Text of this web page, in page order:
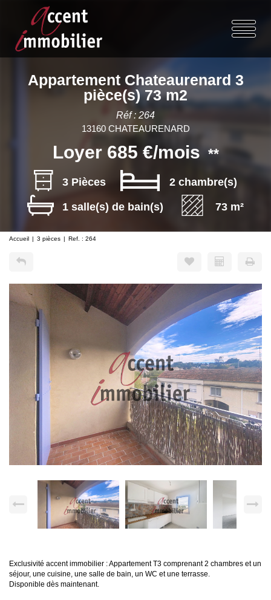
Appartement Chateaurenard 3
pièce(s) 73 m2
Réf : 264
13160 CHATEAURENARD
Loyer 685 €/mois **
3 Pièces 2 chambre(s)
1 salle(s) de bain(s) 73 m²
Accueil 3 pièces Ref. : 264
Exclusivité accent immobilier : Appartement T3 comprenant 2 chambres et un
séjour, une cuisine, une salle de bain, un WC et une terrasse.
Disponible dès maintenant.